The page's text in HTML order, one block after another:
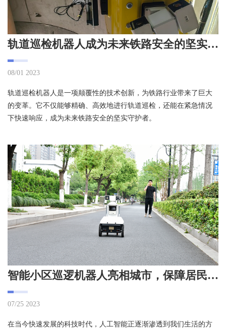
轨道巡检机器人成为未来铁路安全的坚实守护者
08/01 2023
轨道巡检机器人是一项颠覆性的技术创新，为铁路行业带来了巨大
的变革。它不仅能够精确、高效地进行轨道巡检，还能在紧急情况
下快速响应，成为未来铁路安全的坚实守护者。
智能小区巡逻机器人亮相城市，保障居民安全
07/25 2023
在当今快速发展的科技时代，人工智能正逐渐渗透到我们生活的方